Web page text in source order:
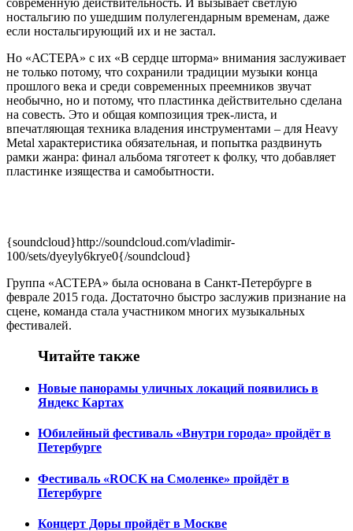
современную действительность. И вызывает светлую
ностальгию по ушедшим полулегендарным временам, даже
если ностальгирующий их и не застал.
Но «АСТЕРА» с их «В сердце шторма» внимания заслуживает
не только потому, что сохранили традиции музыки конца
прошлого века и среди современных преемников звучат
необычно, но и потому, что пластинка действительно сделана
на совесть. Это и общая композиция трек-листа, и
впечатляющая техника владения инструментами – для Heavy
Metal характеристика обязательная, и попытка раздвинуть
рамки жанра: финал альбома тяготеет к фолку, что добавляет
пластинке изящества и самобытности.
{soundcloud}http://soundcloud.com/vladimir-
100/sets/dyeyly6krye0{/soundcloud}
Группа «АСТЕРА» была основана в Санкт-Петербурге в
феврале 2015 года. Достаточно быстро заслужив признание на
сцене, команда стала участником многих музыкальных
фестивалей.
Читайте также
Новые панорамы уличных локаций появились в
Яндекс Картах
Юбилейный фестиваль «Внутри города» пройдёт в
Петербурге
Фестиваль «ROCK на Смоленке» пройдёт в
Петербурге
Концерт Доры пройдёт в Москве